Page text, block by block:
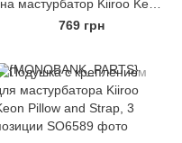
на мастурбатор Kiiroo Keon
phone holder
769 грн